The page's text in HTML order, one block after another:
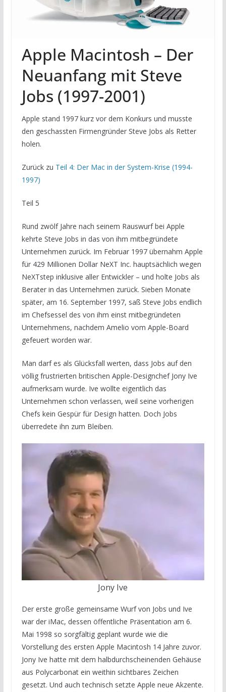
Apple Macintosh – Der
Neuanfang mit Steve
Jobs (1997-2001)
Apple stand 1997 kurz vor dem Konkurs und musste
den geschassten Firmengründer Steve Jobs als Retter
holen.
Zurück zu Teil 4: Der Mac in der System-Krise (1994-
1997)
Teil 5
Rund zwölf Jahre nach seinem Rauswurf bei Apple
kehrte Steve Jobs in das von ihm mitbegründete
Unternehmen zurück. Im Februar 1997 übernahm Apple
für 429 Millionen Dollar NeXT Inc. hauptsächlich wegen
NeXTstep inklusive aller Entwickler – und holte Jobs als
Berater in das Unternehmen zurück. Sieben Monate
später, am 16. September 1997, saß Steve Jobs endlich
im Chefsessel des von ihm einst mitbegründeten
Unternehmens, nachdem Amelio vom Apple-Board
gefeuert worden war.
Man darf es als Glücksfall werten, dass Jobs auf den
völlig frustrierten britischen Apple-Designchef Jony Ive
aufmerksam wurde. Ive wollte eigentlich das
Unternehmen schon verlassen, weil seine vorherigen
Chefs kein Gespür für Design hatten. Doch Jobs
überredete ihn zum Bleiben.
Jony Ive
Der erste große gemeinsame Wurf von Jobs und Ive
war der iMac, dessen öffentliche Präsentation am 6.
Mai 1998 so sorgfältig geplant wurde wie die
Vorstellung des ersten Apple Macintosh 14 Jahre zuvor.
Jony Ive hatte mit dem halbdurchscheinenden Gehäuse
aus Polycarbonat ein weithin sichtbares Zeichen
gesetzt. Und auch technisch setzte Apple neue Akzente.